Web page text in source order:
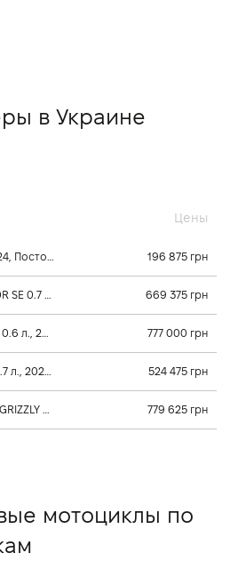
в Украине
Цены
Yamaha FZ25 FZ25 0.2 л., 2024, Постоянного зацепления 196 875 грн
Yamaha YFM700R SE YFM700R SE 0.7 л., 2026, Механика 669 375 грн
Yamaha YZF-R6 Race YZF-R6 0.6 л., 2025, Постоянного зацепления 777 000 грн
Yamaha Tracer 7 Tracer 700 0.7 л., 2025, Постоянного зацепления 524 475 грн
Yamaha GRIZZLY 700 EPS SE GRIZZLY 700 EPS SE 0.7 л., 2026, Клиноременный вариатор Ultramatic 779 625 грн
мотоциклы по